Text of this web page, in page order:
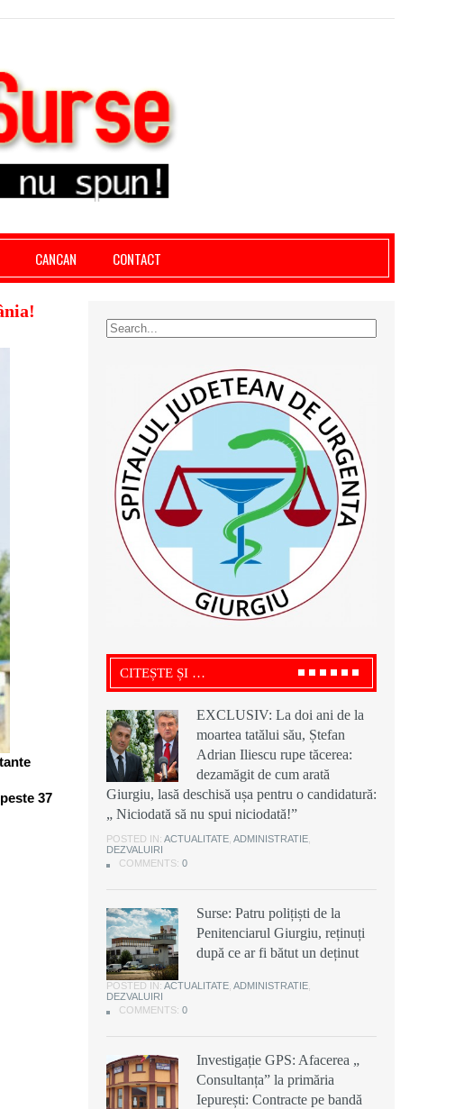
giurgiu, dezvaluiri, soc, cancan, stiri locale
CANCAN CONTACT
37
CITEȘTE ȘI …
EXCLUSIV: La doi ani de la
moartea tatălui său, Ștefan
Adrian Iliescu rupe tăcerea:
dezamăgit de cum arată
Giurgiu, lasă deschisă ușa pentru o candidatură:
„ Niciodată să nu spui niciodată!”
POSTED IN: ACTUALITATE ADMINISTRATIE
DEZVALUIRI
COMMENTS: 0
Surse: Patru polițiști de la
Penitenciarul Giurgiu, reținuți
după ce ar fi bătut un deținut
POSTED IN: ACTUALITATE ADMINISTRATIE
DEZVALUIRI
COMMENTS: 0
Investigație GPS: Afacerea „
Consultanța” la primăria
Iepurești: Contracte pe bandă